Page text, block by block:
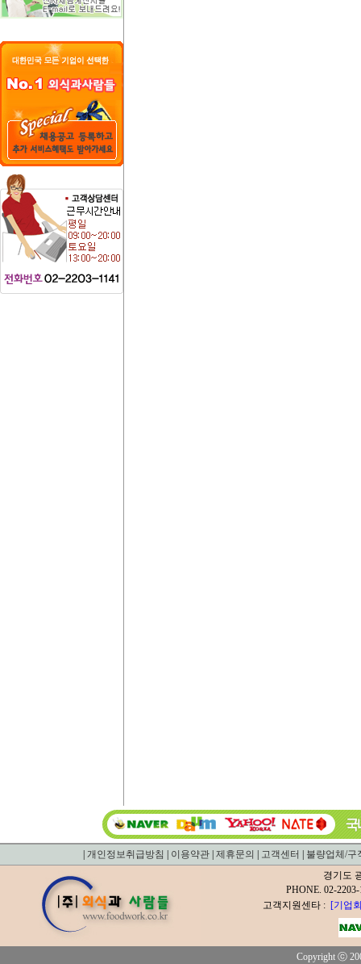
개인정보취급방침 이용약관 제휴문의 고객센터
불량업체/구
경기도
PHONE. 02-
고객지원센타 : [기업
Copyright ⓒ